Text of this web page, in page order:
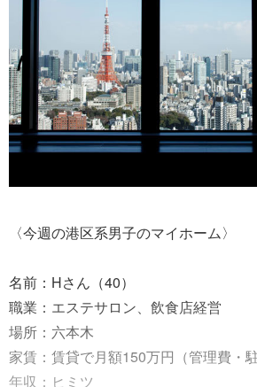
〈今週の港区系男子のマイホーム〉
名前：Hさん（40）
職業：エステサロン、飲食店経営
場所：六本木
家賃：賃貸で月額150万円（管理費・
年収：ヒミツ